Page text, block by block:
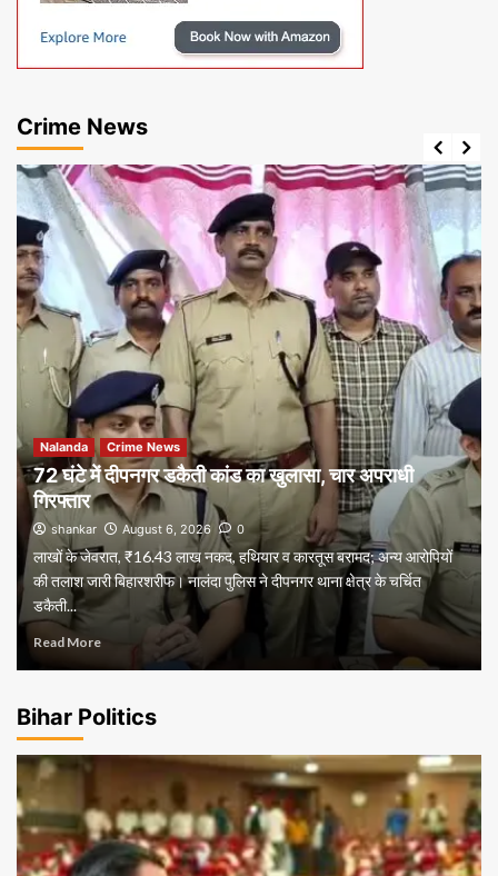
Crime News
Nalanda Crime News
72 घंटे में दीपनगर डकैती कांड का खुलासा, चार अपराधी
गिरफ्तार
shankar August 6, 2026 0
लाखों के जेवरात, ₹16.43 लाख नकद, हथियार व कारतूस बरामद; अन्य आरोपियों
की तलाश जारी बिहारशरीफ। नालंदा पुलिस ने दीपनगर थाना क्षेत्र के चर्चित
डकैती...
Read More
Bihar Politics